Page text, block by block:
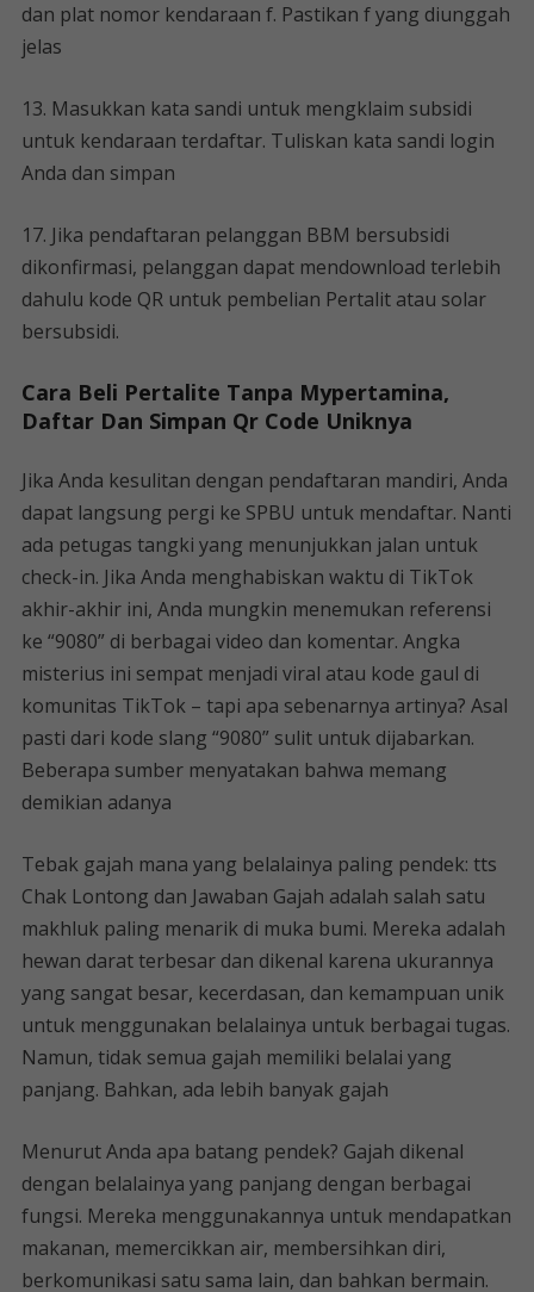
dan plat nomor kendaraan f. Pastikan f yang diunggah
jelas
13. Masukkan kata sandi untuk mengklaim subsidi
untuk kendaraan terdaftar. Tuliskan kata sandi login
Anda dan simpan
17. Jika pendaftaran pelanggan BBM bersubsidi
dikonfirmasi, pelanggan dapat mendownload terlebih
dahulu kode QR untuk pembelian Pertalit atau solar
bersubsidi.
Cara Beli Pertalite Tanpa Mypertamina,
Daftar Dan Simpan Qr Code Uniknya
Jika Anda kesulitan dengan pendaftaran mandiri, Anda
dapat langsung pergi ke SPBU untuk mendaftar. Nanti
ada petugas tangki yang menunjukkan jalan untuk
check-in. Jika Anda menghabiskan waktu di TikTok
akhir-akhir ini, Anda mungkin menemukan referensi
ke “9080” di berbagai video dan komentar. Angka
misterius ini sempat menjadi viral atau kode gaul di
komunitas TikTok – tapi apa sebenarnya artinya? Asal
pasti dari kode slang “9080” sulit untuk dijabarkan.
Beberapa sumber menyatakan bahwa memang
demikian adanya
Tebak gajah mana yang belalainya paling pendek: tts
Chak Lontong dan Jawaban Gajah adalah salah satu
makhluk paling menarik di muka bumi. Mereka adalah
hewan darat terbesar dan dikenal karena ukurannya
yang sangat besar, kecerdasan, dan kemampuan unik
untuk menggunakan belalainya untuk berbagai tugas.
Namun, tidak semua gajah memiliki belalai yang
panjang. Bahkan, ada lebih banyak gajah
Menurut Anda apa batang pendek? Gajah dikenal
dengan belalainya yang panjang dengan berbagai
fungsi. Mereka menggunakannya untuk mendapatkan
makanan, memercikkan air, membersihkan diri,
berkomunikasi satu sama lain, dan bahkan bermain.